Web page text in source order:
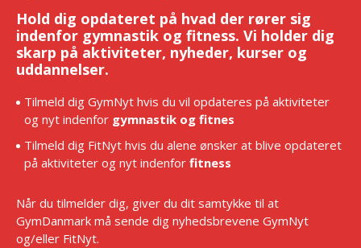
Hold dig opdateret på hvad der rører sig
indenfor gymnastik og fitness. Vi holder dig
skarp på aktiviteter, nyheder, kurser og
uddannelser.
Tilmeld dig GymNyt hvis du vil opdateres på aktiviteter
og nyt indenfor gymnastik og fitnes
Tilmeld dig FitNyt hvis du alene ønsker at blive opdateret
på aktiviteter og nyt indenfor fitness
Når du tilmelder dig, giver du dit samtykke til at
GymDanmark må sende dig nyhedsbrevene GymNyt
og/eller FitNyt.